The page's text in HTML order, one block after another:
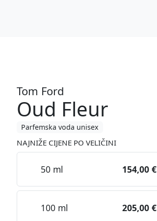
Tom Ford
Oud Fleur
Parfemska voda unisex
NAJNIŽE CIJENE PO VELIČINI
50 ml 154,00 €
100 ml 205,00 €